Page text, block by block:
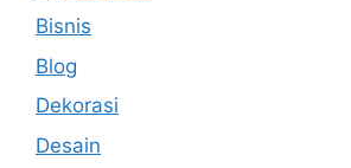
Bisnis
Blog
Dekorasi
Desain